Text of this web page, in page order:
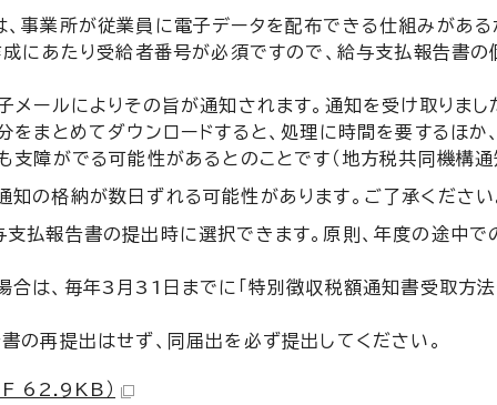
事業所が従業員に電子データを配布できる仕組みがあ
成にあたり受給者番号が必須ですので、給与支払報告書
ールによりその旨が通知されます。通知を受け取りまし
をまとめてダウンロードすると、処理に時間を要するほか
障がでる可能性があるとのことです（地方税共同機構通
の格納が数日ずれる可能性があります。ご了承ください
払報告書の提出時に選択できます。原則、年度の途中で
は、毎年3月31日までに「特別徴収税額通知書受取方
再提出はせず、同届出を必ず提出してください。
62.9KB）